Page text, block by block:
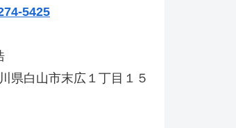
5425
県白山市末広１丁目１５